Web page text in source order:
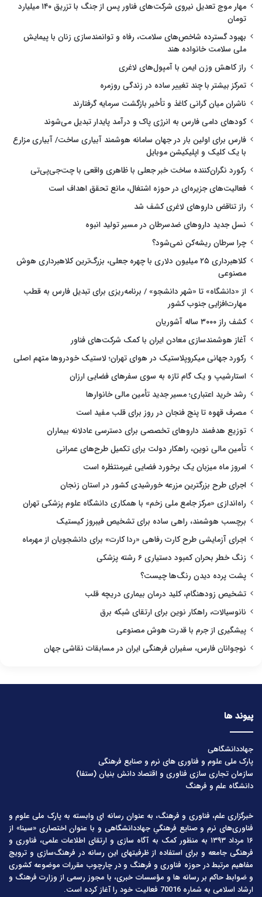
مهار موج تعدیل نیروی شرکت‌های فناور پس از جنگ با تزریق ۱۴۰ میلیارد
تومان
بهبود گسترده شاخص‌های سلامت، رفاه و توانمندسازی زنان با پیمایش
ملی سلامت خانواده هند
راز کاهش وزن ایمن با آمپول‌های لاغری
تمرکز بیشتر با چند تغییر ساده در زندگی روزمره
ناشران میان گرانی کاغذ و تأخیر بازگشت سرمایه گرفتارند
کودهای دامی فارس به انرژی پاک و درآمد پایدار تبدیل می‌شوند
فارس برای اولین بار در جهان سامانه هوشمند آبیاری ساخت/ آبیاری مزارع
با یک کلیک و اپلیکیشن موبایل
رکورد نگران‌کننده ساخت خبر جعلی با ظاهری واقعی با چت‌جی‌پی‌تی
فعالیت‌های جزیره‌ای در حوزه اشتغال، مانع تحقق اهداف است
راز تناقض داروهای لاغری کشف شد
نسل جدید داروهای ضدسرطان در مسیر تولید انبوه
چرا سرطان ریشه‌کن نمی‌شود؟
کلاهبرداری ۲۵ میلیون دلاری با چهره جعلی، بزرگ‌ترین کلاهبرداری هوش
مصنوعی
از «دانشگاه» تا «شهر دانشجو» / برنامه‌ریزی برای تبدیل فارس به قطب
مهارت‌افزایی جنوب کشور
کشف راز ۳۰۰۰ ساله آشوریان
آغاز هوشمندسازی معادن ایران با کمک شرکت‌های فناور
رکورد جهانی میکروپلاستیک در هوای تهران؛ لاستیک خودروها متهم اصلی
استارشیپ و یک گام تازه به سوی سفرهای فضایی ارزان
رشد خرید اعتباری؛ مسیر جدید تأمین مالی خانوارها
مصرف قهوه تا پنج فنجان در روز برای قلب مفید است
توزیع هدفمند داروهای تخصصی برای دسترسی عادلانه بیماران
تأمین مالی نوین، راهکار دولت برای تکمیل طرح‌های عمرانی
امروز ماه میزبان یک برخورد فضایی غیرمنتظره است
اجرای طرح بزرگترین مزرعه خورشیدی کشور در استان زنجان
راه‌اندازی «مرکز جامع ملی زخم» با همکاری دانشگاه علوم پزشکی تهران
برچسب هوشمند، راهی ساده برای تشخیص فیبروز کیستیک
اجرای آزمایشی طرح کارت رفاهی «ردا کارت» برای دانشجویان از مهرماه
زنگ خطر بحران کمبود دستیاری ۶ رشته پزشکی
پشت پرده دیدن رنگ‌ها چیست؟
تشخیص زودهنگام، کلید درمان بیماری دریچه قلب
نانوسیالات، راهکار نوین برای ارتقای شبکه برق
پیشگیری از جرم با قدرت هوش مصنوعی
نوجوانان فارس، سفیران فرهنگی ایران در مسابقات نقاشی جهان
پیوند ها
جهاددانشگاهی
پارک ملی علوم و فناوری های نرم و صنایع فرهنگی
سازمان تجاری سازی فناوری و اقتصاد دانش بنیان (ستفا)
دانشگاه علم و فرهنگ
خبرگزاری علم، فناوری و فرهنگ، به عنوان رسانه ای وابسته به پارک ملی علوم و
فناوری‌های نرم و صنایع فرهنگیِ جهاددانشگاهی و با عنوان اختصاری «سینا» از
۱۶ مرداد ۱۳۹۳ به منظور کمک به آگاه سازی و ارتقای اطلاعات علمی، فناوری و
فرهنگی جامعه و برای استفاده از ظرفیتهای این رسانه در فرهنگ‌سازی و ترویج
مفاهیم مرتبط در حوزه فناوری و فرهنگ و در چارچوب مقررات موضوعه کشوری
و ضوابط حاکم بر رسانه ها و مؤسسات خبری، با مجوز رسمی از وزارت فرهنگ و
ارشاد اسلامی به شماره 70016 فعالیت خود را آغاز کرده است.